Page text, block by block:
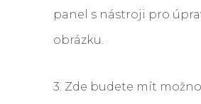
panel s nástroji pro
obrázku.
3. Zde budete mít